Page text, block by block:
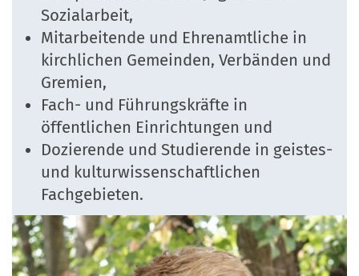
Sozialarbeit,
Mitarbeitende und Ehrenamtliche in
kirchlichen Gemeinden, Verbänden und
Gremien,
Fach- und Führungskräfte in
öffentlichen Einrichtungen und
Dozierende und Studierende in geistes-
und kulturwissenschaftlichen
Fachgebieten.